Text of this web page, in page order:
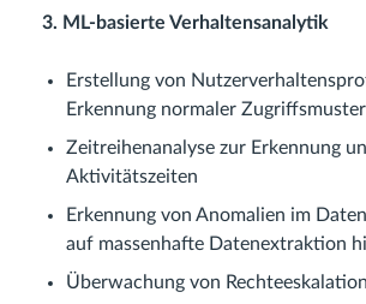
3. ML-basierte Verhaltensanalytik
Erstellung von
Erkennung normaler Zugriffsmuster
Zeitreihenanalyse zur Erkennung
Aktivitätszeiten
Erkennung von Anomalien im
auf massenhafte Datenextraktion
Überwachung von